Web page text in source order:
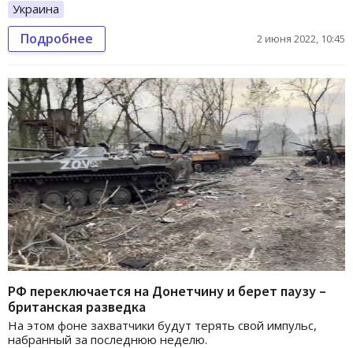
Украина
Подробнее 2 июня 2022, 10:45
РФ переключается на Донетчину и берет паузу –
британская разведка
На этом фоне захватчики будут терять свой импульс,
набранный за последнюю неделю.